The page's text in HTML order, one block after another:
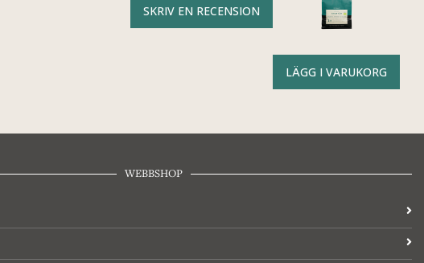
SKRIV EN RECENSION
LÄGG I VARUKORG
WEBBSHOP